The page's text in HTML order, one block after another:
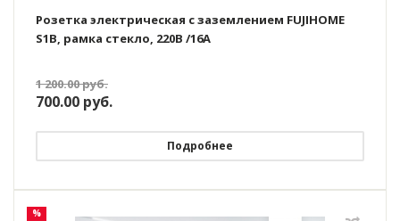
Розетка электрическая с заземлением FUJIHOME
S1B, рамка стекло, 220В /16А
1 200.00руб.
700.00 руб.
Подробнее
%